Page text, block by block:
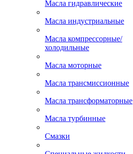
Масла гидравлические
Масла индустриальные
Масла компрессорные/
холодильные
Масла моторные
Масла трансмиссионные
Масла трансформаторные
Масла турбинные
Смазки